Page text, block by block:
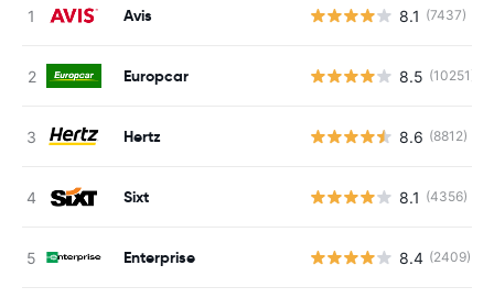
Avis 8.1 (7437)
Europcar 8.5 (10251)
Hertz 8.6 (8812)
Sixt 8.1 (4356)
Enterprise 8.4 (2409)